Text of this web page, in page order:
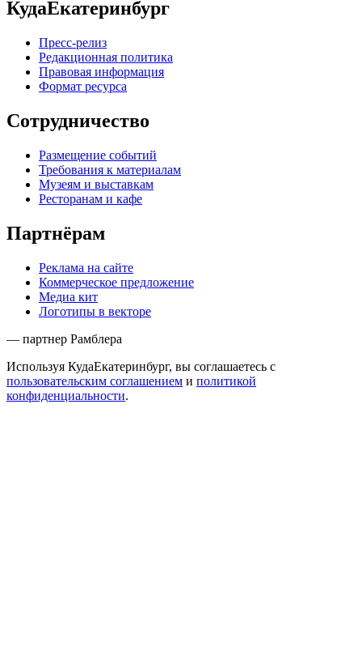
КудаЕкатеринбург
Пресс-релиз
Редакционная политика
Правовая информация
Формат ресурса
Сотрудничество
Размещение событий
Требования к материалам
Музеям и выставкам
Ресторанам и кафе
Партнёрам
Реклама на сайте
Коммерческое предложение
Медиа кит
Логотипы в векторе
— партнер Рамблера
Используя КудаЕкатеринбург, вы соглашаетесь с
пользовательским соглашением и политикой
конфиденциальности.